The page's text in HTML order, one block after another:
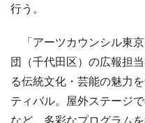
行う。
「アーツカウンシル東
団（千代田区）の広報担
る伝統文化・芸能の魅力
ティバル。屋外ステージ
など、多彩なプログラムを